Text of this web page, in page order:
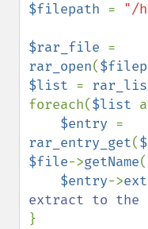
$filepath = "/
$rar_file
rar_open(
$list =
foreach($list
$entry
rar_entry_get(
$file->getName
$entry->